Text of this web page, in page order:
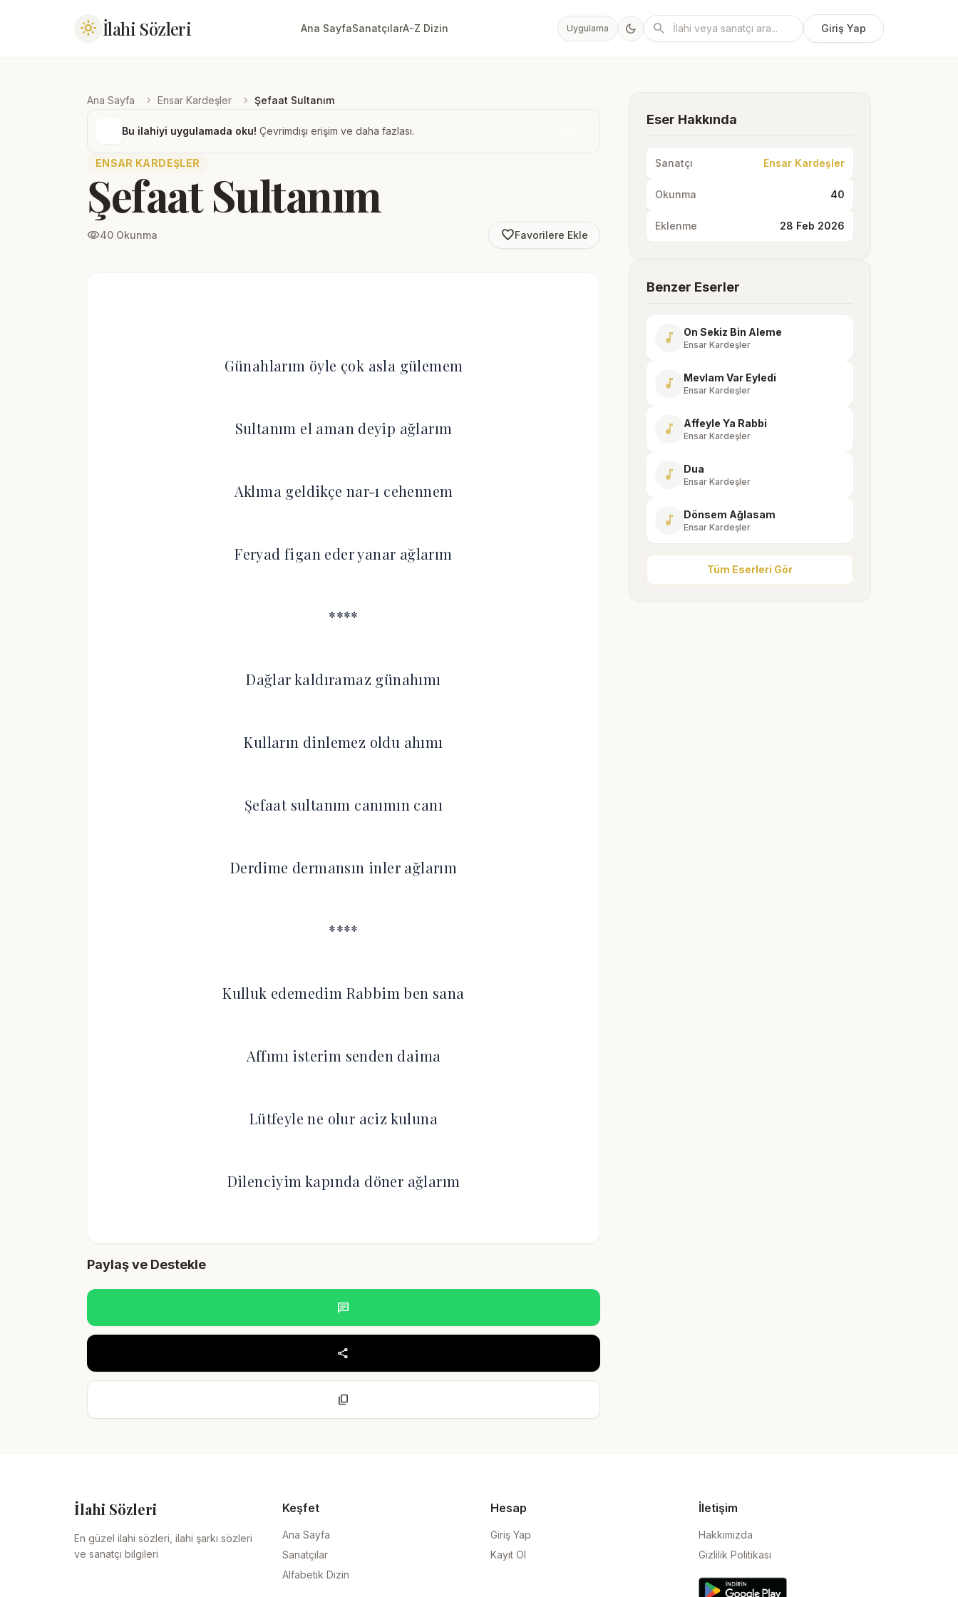
light_mode İlahi Sözleri Ana SayfaSanatçılarA-Z Dizin Uygulama dark_mode search Giriş Yap
Ana Sayfa chevron_right Ensar Kardeşler chevron_right Şefaat Sultanım
Bu ilahiyi uygulamada oku! Çevrimdışı erişim ve daha fazlası.
ENSAR KARDEŞLER
Şefaat Sultanım
visibility40 Okunma favorite_borderFavorilere Ekle
Günahlarım öyle çok asla gülemem
Sultanım el aman deyip ağlarım
Aklıma geldikçe nar-ı cehennem
Feryad figan eder yanar ağlarım
****
Dağlar kaldıramaz günahımı
Kulların dinlemez oldu ahımı
Şefaat sultanım canımın canı
Derdime dermansın inler ağlarım
****
Kulluk edemedim Rabbim ben sana
Affımı isterim senden daima
Lütfeyle ne olur aciz kuluna
Dilenciyim kapında döner ağlarım
Paylaş ve Destekle
chat
share
content_copy
Eser Hakkında
Sanatçı Ensar Kardeşler
Okunma 40
Eklenme 28 Feb 2026
Benzer Eserler
music_note On Sekiz Bin Aleme
Ensar Kardeşler
music_note Mevlam Var Eyledi
Ensar Kardeşler
music_note Affeyle Ya Rabbi
Ensar Kardeşler
music_note Dua
Ensar Kardeşler
music_note Dönsem Ağlasam
Ensar Kardeşler
Tüm Eserleri Gör
İlahi Sözleri
En güzel ilahi sözleri, ilahi şarkı sözleri
ve sanatçı bilgileri
Keşfet
Ana Sayfa
Sanatçılar
Alfabetik Dizin
Hesap
Giriş Yap
Kayıt Ol
İletişim
Hakkımızda
Gizlilik Politikası